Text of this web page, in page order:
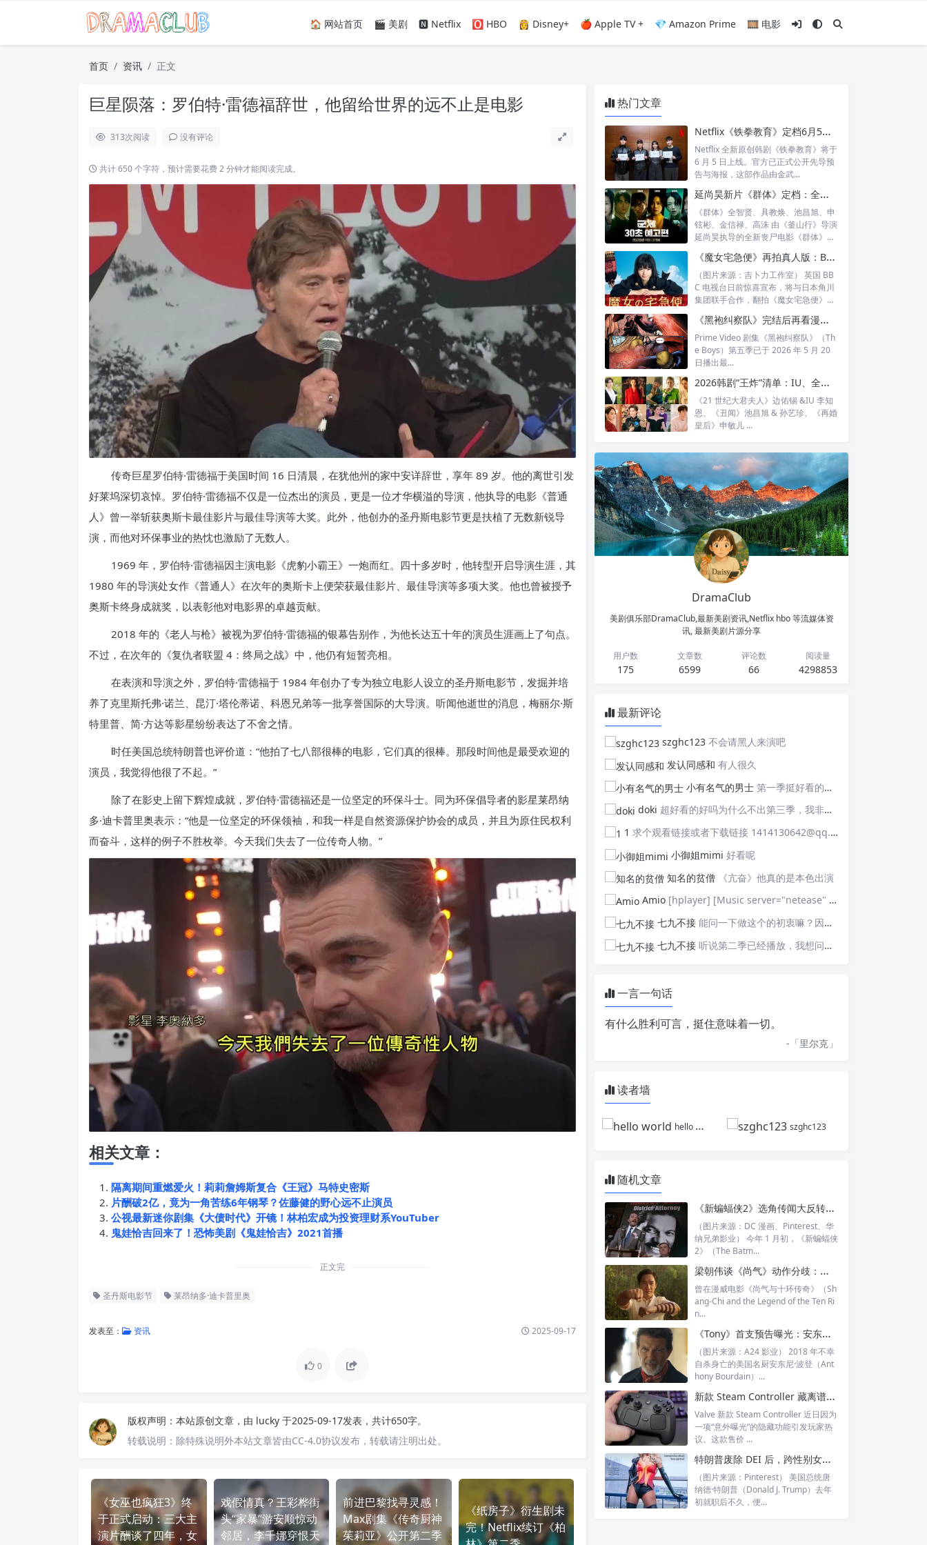
🏠 网站首页 🎬 美剧 🅽 Netflix 🅾️ HBO 👸 Disney+ 🍎 Apple TV + 💎 Amazon Prime 🎞️ 电影
首页 资讯 正文
巨星陨落：罗伯特·雷德福辞世，他留给世界的远不止是电影
313次阅读 没有评论
共计 650 个字符，预计需要花费 2 分钟才能阅读完成。
传奇巨星罗伯特·雷德福于美国时间 16 日清晨，在犹他州的家中安详辞世，享年 89 岁。他的离世引发
好莱坞深切哀悼。罗伯特·雷德福不仅是一位杰出的演员，更是一位才华横溢的导演，他执导的电影《普通
人》曾一举斩获奥斯卡最佳影片与最佳导演等大奖。此外，他创办的圣丹斯电影节更是扶植了无数新锐导
演，而他对环保事业的热忱也激励了无数人。
1969 年，罗伯特·雷德福因主演电影《虎豹小霸王》一炮而红。四十多岁时，他转型开启导演生涯，其
1980 年的导演处女作《普通人》在次年的奥斯卡上便荣获最佳影片、最佳导演等多项大奖。他也曾被授予
奥斯卡终身成就奖，以表彰他对电影界的卓越贡献。
2018 年的《老人与枪》被视为罗伯特·雷德福的银幕告别作，为他长达五十年的演员生涯画上了句点。
不过，在次年的《复仇者联盟 4：终局之战》中，他仍有短暂亮相。
在表演和导演之外，罗伯特·雷德福于 1984 年创办了专为独立电影人设立的圣丹斯电影节，发掘并培
养了克里斯托弗·诺兰、昆汀·塔伦蒂诺、科恩兄弟等一批享誉国际的大导演。听闻他逝世的消息，梅丽尔·斯
特里普、简·方达等影星纷纷表达了不舍之情。
时任美国总统特朗普也评价道：“他拍了七八部很棒的电影，它们真的很棒。那段时间他是最受欢迎的
演员，我觉得他很了不起。”
除了在影史上留下辉煌成就，罗伯特·雷德福还是一位坚定的环保斗士。同为环保倡导者的影星莱昂纳
多·迪卡普里奥表示：“他是一位坚定的环保领袖，和我一样是自然资源保护协会的成员，并且为原住民权利
而奋斗，这样的例子不胜枚举。今天我们失去了一位传奇人物。”
相关文章：
隔离期间重燃爱火！莉莉詹姆斯复合《王冠》马特史密斯
片酬破2亿，竟为一角苦练6年钢琴？佐藤健的野心远不止演员
公视最新迷你剧集《大债时代》开镜！林柏宏成为投资理财系YouTuber
鬼娃恰吉回来了！恐怖美剧《鬼娃恰吉》2021首播
正文完
圣丹斯电影节 莱昂纳多·迪卡普里奥
发表至： 资讯 2025-09-17
0
版权声明： 本站原创文章，由 lucky 于2025-09-17发表，共计650字。
转载说明： 除特殊说明外本站文章皆由CC-4.0协议发布，转载请注明出处。
《女巫也疯狂3》终
于正式启动：三大主
演片酬谈了四年，女
戏假情真？王彩桦街
头“家暴”游安顺惊动
邻居，李千娜穿恨天
前进巴黎找寻灵感！
Max剧集《传奇厨神
茱莉亚》公开第二季
《纸房子》衍生剧未
完！Netflix续订《柏
热门文章
Netflix《铁拳教育》定档6月5日：金武烈、李星民集结出击，这次要用铁腕重整失控校园
Netflix 全新原创韩剧《铁拳教育》将于
6 月 5 日上线。官方已正式公开先导预
告与海报，这部作品由金武...
延尚昊新片《群体》定档：全智贤时隔11年回归大银幕，池昌旭、具教焕联手闯丧尸危机
《群体》全智贤、具教焕、池昌旭、申
铉彬、金信禄、高洙 由《釜山行》导演
延尚昊执导的全新丧尸电影《群体》正
《魔女宅急便》再拍真人版：BBC 联手角川打造“英国版”剧集
（图片来源：吉卜力工作室） 英国 BB
C 电视台日前惊喜宣布，将与日本角川
集团联手合作，翻拍《魔女宅急便》的
《黑袍纠察队》完结后再看漫画结局：护国超人之死，比剧版残酷得多
Prime Video 剧集《黑袍纠察队》（Th
e Boys）第五季已于 2026 年 5 月 20
日播出最...
2026韩剧“王炸”清单：IU、全智贤、宋慧乔领衔回归，30对神仙CP谁最让你心动？
《21 世纪大君夫人》边佑锡 &IU 李知
恩、《丑闻》池昌旭 & 孙艺珍、《再婚
皇后》申敏儿 ...
DramaClub
美剧俱乐部DramaClub,最新美剧资讯,Netflix hbo 等流媒体资
讯, 最新美剧片源分享
用户数
175
文章数
6599
评论数
66
阅读量
4298853
最新评论
szghc123 不会请黑人来演吧
发认同感和 有人很久
小有名气的男士 第一季挺好看的，天天等着更新，应该接着拍第二季，这个剧情拍个四季应该是没有问题的，期待
doki 超好看的好吗为什么不出第三季，我非常喜欢这部剧
1 求个观看链接或者下载链接 1414130642@qq.com
小御姐mimi 好看呢
知名的贫僧
《亢奋》他真的是本色出演
Amio [hplayer] [Music server="netease" id="" type=""/] [/hplayer] 试试
七九不接 能问一下做这个的初衷嘛？因为真的有被触动到
七九不接 听说第二季已经播放，我想问一下国内什么时候会播出
一言一句话
有什么胜利可言，挺住意味着一切。
-「里尔克 」
读者墙
hello world szghc123
随机文章
《新蝙蝠侠2》选角传闻大反转：冬兵不演双面人，猫头鹰法庭也要登场？
（图片来源：DC 漫画、Pinterest、华
纳兄弟影业） 今年 1 月初，《新蝙蝠侠
2》（The Batm...
梁朝伟谈《尚气》动作分歧：千年角色为何还打“70年代功夫”？
曾在漫威电影《尚气与十环传奇》（Sh
ang-Chi and the Legend of the Ten Ri
n...
《Tony》首支预告曝光：安东尼·波登传记片聚焦其入行厨界的起点
（图片来源：A24 影业） 2018 年不幸
自杀身亡的美国名厨安东尼·波登（Ant
hony Bourdain）...
新款 Steam Controller 藏离谱彩蛋：手柄摔一下，竟会发出“威廉尖叫”
Valve 新款 Steam Controller 近日因为
一项“意外曝光”的隐藏功能引发玩家热
议。这款售价 ...
特朗普废除 DEI 后，跨性别女星拉弗恩·考克斯控诉：公司害怕合作，我损失惨重
（图片来源：Pinterest） 美国总统唐
纳德·特朗普（Donald J. Trump）去年
初就职后不久，便...